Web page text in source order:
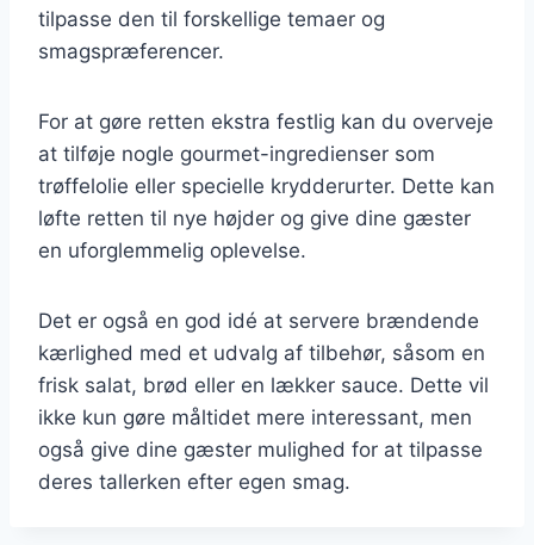
tilpasse den til forskellige temaer og
smagspræferencer.
For at gøre retten ekstra festlig kan du overveje
at tilføje nogle gourmet-ingredienser som
trøffelolie eller specielle krydderurter. Dette kan
løfte retten til nye højder og give dine gæster
en uforglemmelig oplevelse.
Det er også en god idé at servere brændende
kærlighed med et udvalg af tilbehør, såsom en
frisk salat, brød eller en lækker sauce. Dette vil
ikke kun gøre måltidet mere interessant, men
også give dine gæster mulighed for at tilpasse
deres tallerken efter egen smag.